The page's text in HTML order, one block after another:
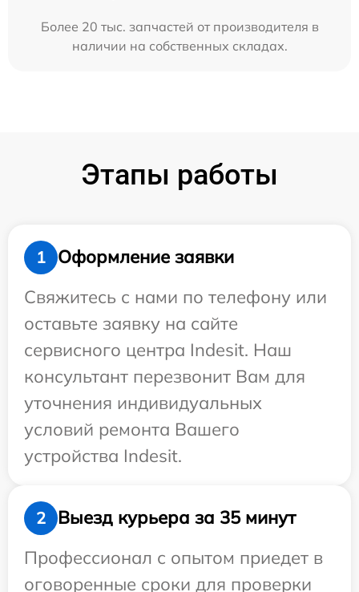
Более 20 тыс. запчастей от производителя в
наличии на собственных складах.
Этапы работы
1
Оформление заявки
Свяжитесь с нами по телефону или
оставьте заявку на сайте
сервисного центра Indesit. Наш
консультант перезвонит Вам для
уточнения индивидуальных
условий ремонта Вашего
устройства Indesit.
2
Выезд курьера за 35 минут
Профессионал с опытом приедет в
оговоренные сроки для проверки